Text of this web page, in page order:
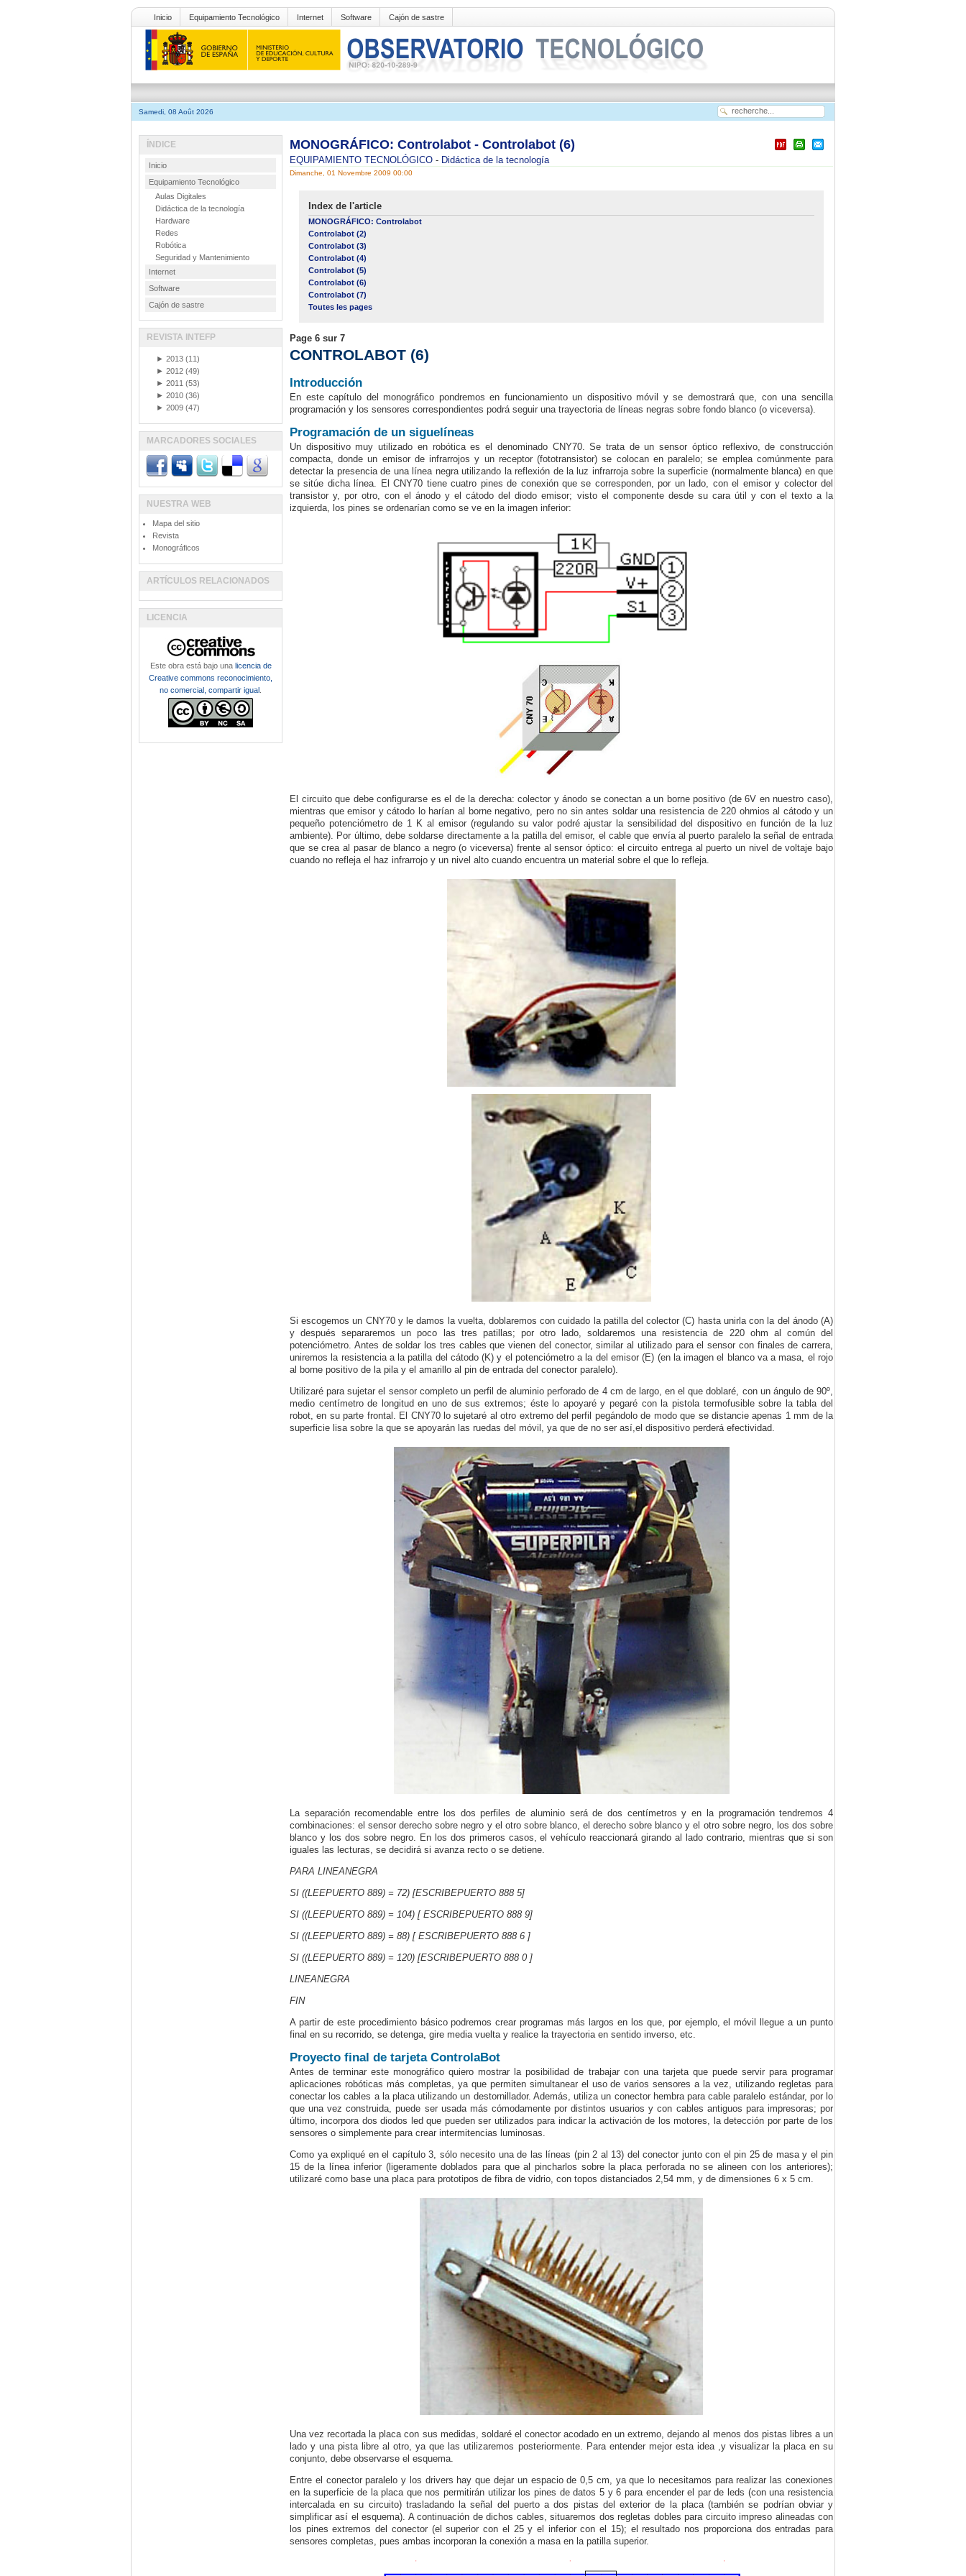
Inicio Equipamiento Tecnológico Internet Software Cajón de sastre
Samedi, 08 Août 2026
MONOGRÁFICO: Controlabot - Controlabot (6)
EQUIPAMIENTO TECNOLÓGICO - Didáctica de la tecnología
Dimanche, 01 Novembre 2009 00:00
Index de l'article
MONOGRÁFICO: Controlabot
Controlabot (2)
Controlabot (3)
Controlabot (4)
Controlabot (5)
Controlabot (6)
Controlabot (7)
Toutes les pages
Page 6 sur 7
CONTROLABOT (6)
Introducción
En este capítulo del monográfico pondremos en funcionamiento un dispositivo móvil y se demostrará que, con una sencilla
programación y los sensores correspondientes podrá seguir una trayectoria de líneas negras sobre fondo blanco (o viceversa).
Programación de un siguelíneas
Un dispositivo muy utilizado en robótica es el denominado CNY70. Se trata de un sensor óptico reflexivo, de construcción
compacta, donde un emisor de infrarrojos y un receptor (fototransistor) se colocan en paralelo; se emplea comúnmente para
detectar la presencia de una línea negra utilizando la reflexión de la luz infrarroja sobre la superficie (normalmente blanca) en que
se sitúe dicha línea. El CNY70 tiene cuatro pines de conexión que se corresponden, por un lado, con el emisor y colector del
transistor y, por otro, con el ánodo y el cátodo del diodo emisor; visto el componente desde su cara útil y con el texto a la
izquierda, los pines se ordenarían como se ve en la imagen inferior:
El circuito que debe configurarse es el de la derecha: colector y ánodo se conectan a un borne positivo (de 6V en nuestro caso),
mientras que emisor y cátodo lo harían al borne negativo, pero no sin antes soldar una resistencia de 220 ohmios al cátodo y un
pequeño potenciómetro de 1 K al emisor (regulando su valor podré ajustar la sensibilidad del dispositivo en función de la luz
ambiente). Por último, debe soldarse directamente a la patilla del emisor, el cable que envía al puerto paralelo la señal de entrada
que se crea al pasar de blanco a negro (o viceversa) frente al sensor óptico: el circuito entrega al puerto un nivel de voltaje bajo
cuando no refleja el haz infrarrojo y un nivel alto cuando encuentra un material sobre el que lo refleja.
Si escogemos un CNY70 y le damos la vuelta, doblaremos con cuidado la patilla del colector (C) hasta unirla con la del ánodo (A)
y después separaremos un poco las tres patillas; por otro lado, soldaremos una resistencia de 220 ohm al común del
potenciómetro. Antes de soldar los tres cables que vienen del conector, similar al utilizado para el sensor con finales de carrera,
uniremos la resistencia a la patilla del cátodo (K) y el potenciómetro a la del emisor (E) (en la imagen el blanco va a masa, el rojo
al borne positivo de la pila y el amarillo al pin de entrada del conector paralelo).
Utilizaré para sujetar el sensor completo un perfil de aluminio perforado de 4 cm de largo, en el que doblaré, con un ángulo de 90º,
medio centímetro de longitud en uno de sus extremos; éste lo apoyaré y pegaré con la pistola termofusible sobre la tabla del
robot, en su parte frontal. El CNY70 lo sujetaré al otro extremo del perfil pegándolo de modo que se distancie apenas 1 mm de la
superficie lisa sobre la que se apoyarán las ruedas del móvil, ya que de no ser así,el dispositivo perderá efectividad.
La separación recomendable entre los dos perfiles de aluminio será de dos centímetros y en la programación tendremos 4
combinaciones: el sensor derecho sobre negro y el otro sobre blanco, el derecho sobre blanco y el otro sobre negro, los dos sobre
blanco y los dos sobre negro. En los dos primeros casos, el vehículo reaccionará girando al lado contrario, mientras que si son
iguales las lecturas, se decidirá si avanza recto o se detiene.
PARA LINEANEGRA
SI ((LEEPUERTO 889) = 72) [ESCRIBEPUERTO 888 5]
SI ((LEEPUERTO 889) = 104) [ ESCRIBEPUERTO 888 9]
SI ((LEEPUERTO 889) = 88) [ ESCRIBEPUERTO 888 6 ]
SI ((LEEPUERTO 889) = 120) [ESCRIBEPUERTO 888 0 ]
LINEANEGRA
FIN
A partir de este procedimiento básico podremos crear programas más largos en los que, por ejemplo, el móvil llegue a un punto
final en su recorrido, se detenga, gire media vuelta y realice la trayectoria en sentido inverso, etc.
Proyecto final de tarjeta ControlaBot
Antes de terminar este monográfico quiero mostrar la posibilidad de trabajar con una tarjeta que puede servir para programar
aplicaciones robóticas más completas, ya que permiten simultanear el uso de varios sensores a la vez, utilizando regletas para
conectar los cables a la placa utilizando un destornillador. Además, utiliza un conector hembra para cable paralelo estándar, por lo
que una vez construida, puede ser usada más cómodamente por distintos usuarios y con cables antiguos para impresoras; por
último, incorpora dos diodos led que pueden ser utilizados para indicar la activación de los motores, la detección por parte de los
sensores o simplemente para crear intermitencias luminosas.
Como ya expliqué en el capítulo 3, sólo necesito una de las líneas (pin 2 al 13) del conector junto con el pin 25 de masa y el pin
15 de la línea inferior (ligeramente doblados para que al pincharlos sobre la placa perforada no se alineen con los anteriores);
utilizaré como base una placa para prototipos de fibra de vidrio, con topos distanciados 2,54 mm, y de dimensiones 6 x 5 cm.
Una vez recortada la placa con sus medidas, soldaré el conector acodado en un extremo, dejando al menos dos pistas libres a un
lado y una pista libre al otro, ya que las utilizaremos posteriormente. Para entender mejor esta idea ,y visualizar la placa en su
conjunto, debe observarse el esquema.
Entre el conector paralelo y los drivers hay que dejar un espacio de 0,5 cm, ya que lo necesitamos para realizar las conexiones
en la superficie de la placa que nos permitirán utilizar los pines de datos 5 y 6 para encender el par de leds (con una resistencia
intercalada en su circuito) trasladando la señal del puerto a dos pistas del exterior de la placa (también se podrían obviar y
simplificar así el esquema). A continuación de dichos cables, situaremos dos regletas dobles para circuito impreso alineadas con
los pines extremos del conector (el superior con el 25 y el inferior con el 15); el resultado nos proporciona dos entradas para
sensores completas, pues ambas incorporan la conexión a masa en la patilla superior.
ÍNDICE
Inicio
Equipamiento Tecnológico
Aulas Digitales
Didáctica de la tecnología
Hardware
Redes
Robótica
Seguridad y Mantenimiento
Internet
Software
Cajón de sastre
REVISTA INTEFP
► 2013 (11)
► 2012 (49)
► 2011 (53)
► 2010 (36)
► 2009 (47)
MARCADORES SOCIALES
NUESTRA WEB
Mapa del sitio
Revista
Monográficos
ARTÍCULOS RELACIONADOS
LICENCIA
Este obra está bajo una licencia de
Creative commons reconocimiento,
no comercial, compartir igual